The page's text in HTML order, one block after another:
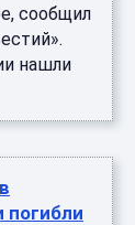
сообщил
нашли
погибли